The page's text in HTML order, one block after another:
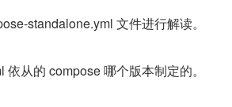
standalone.yml 文件进行解读。
从的 compose 哪个版本制定的。